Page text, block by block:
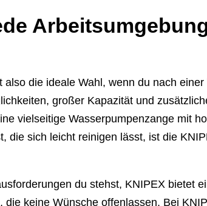
die ideale Wahl, wenn du nach
großer Kapazität und
vielseitige Wasserpumpenzange mit
die sich leicht reinigen lässt, ist die
du stehst, KNIPEX bietet
die keine Wünsche offenlassen. Bei